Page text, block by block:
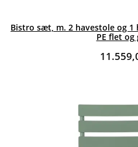
Bistro sæt, m. 2 havestole og 1
PE flet